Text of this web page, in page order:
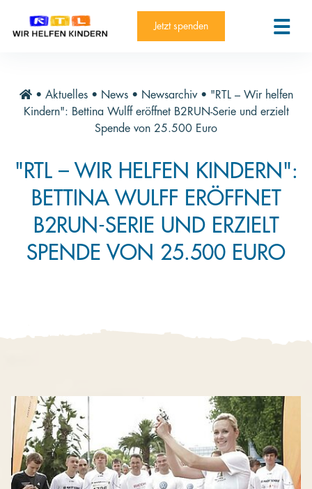
RTL-Spendenmarathon 2025
News
Informieren
Jahresberichte
Paten und Projekte
Trauer und Testament
Newsletter
Kontakt
Jetzt spenden
• Aktuelles• News• Newsarchiv• "RTL – Wir helfen
Kindern": Bettina Wulff eröffnet B2RUN-Serie und erzielt
Spende von 25.500 Euro
"RTL – WIR HELFEN KINDERN":
BETTINA WULFF ERÖFFNET
B2RUN-SERIE UND ERZIELT
SPENDE VON 25.500 EURO